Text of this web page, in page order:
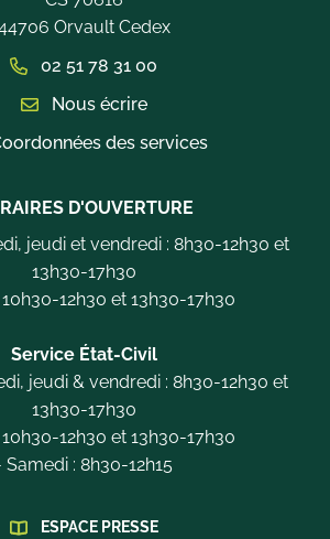
Orvault Cedex
02 51 78 31 00
Nous écrire
des services
D'OUVERTURE
jeudi et vendredi : 8h30-12h30 et
13h30-17h30
12h30 et 13h30-17h30
Service État-Civil
jeudi & vendredi : 8h30-12h30 et
13h30-17h30
12h30 et 13h30-17h30
Samedi : 8h30-12h15
ESPACE PRESSE